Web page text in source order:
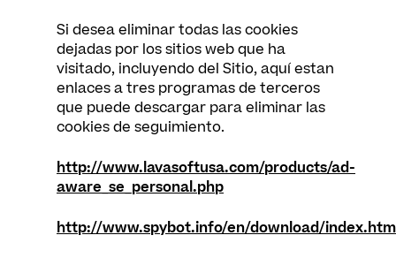
Si desea eliminar todas las cookies
dejadas por los sitios web que ha
visitado, incluyendo del Sitio, aquí estan
enlaces a tres programas de terceros
que puede descargar para eliminar las
cookies de seguimiento.
http://www.lavasoftusa.com/products/ad-
aware_se_personal.php
http://www.spybot.info/en/download/